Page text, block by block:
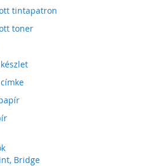
tintapatron
toner
Bridge